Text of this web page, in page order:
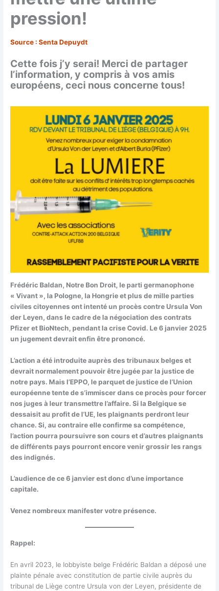
pression!
Source : Senta Depuydt
Cette fois j’y serai! Merci de partager
l’information, y compris à vos amis
européens, ceci nous concerne tous!
Frédéric Baldan, Notre Bon Droit, le parti germanophone
« Vivant », la Pologne, la Hongrie et plus de mille parties
civiles citoyennes ont intenté un procès contre Ursula Von
der Leyen, dans le cadre de la négociation des contrats
Pfizer et BioNtech, pendant la crise Covid. Le 6 janvier 2025
un jugement devrait enfin être prononcé.
L’action a été introduite auprès des tribunaux belges et
devrait normalement pouvoir être jugée par la justice de
notre pays. Mais l’EPPO, le parquet de justice de l’Union
européenne tente de s’immiscer dans ce procès pour forcer
nos juges à leur transmettre l’affaire. Si la Belgique se
dessaisit au profit de l’UE, les plaignants perdront leur
chance. Si, au contraire elle confirme sa compétence,
l’action pourra poursuivre son cours et d’autres plaignants
de différents pays pourront encore venir grossir les rangs
des indignés.
L’audience de ce 6 janvier est donc d’une importance
capitale.
Venez nombreux manifester votre présence.
Rappel:
En avril 2023, le lobbyiste belge Frédéric Baldan a déposé une
plainte pénale avec constitution de partie civile auprès du
tribunal de Liège contre Ursula von der Leyen, présidente de